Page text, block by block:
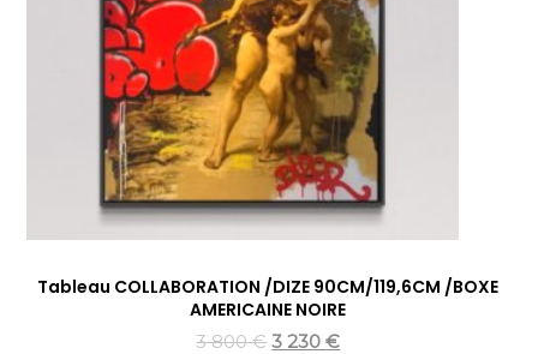
Tableau COLLABORATION /DIZE 90CM/119,6CM /BOXE
AMERICAINE NOIRE
3 800€ 3 230€